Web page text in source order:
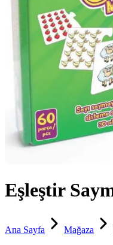
Eşleştir
Ana Sayfa Mağaza